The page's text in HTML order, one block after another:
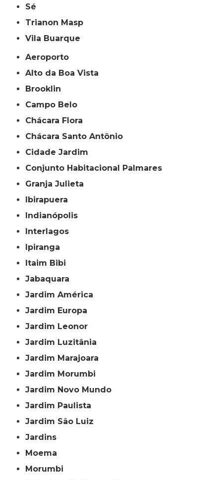
Sé
Trianon Masp
Vila Buarque
Aeroporto
Alto da Boa Vista
Brooklin
Campo Belo
Chácara Flora
Chácara Santo Antônio
Cidade Jardim
Conjunto Habitacional Palmares
Granja Julieta
Ibirapuera
Indianópolis
Interlagos
Ipiranga
Itaim Bibi
Jabaquara
Jardim América
Jardim Europa
Jardim Leonor
Jardim Luzitânia
Jardim Marajoara
Jardim Morumbi
Jardim Novo Mundo
Jardim Paulista
Jardim São Luiz
Jardins
Moema
Morumbi